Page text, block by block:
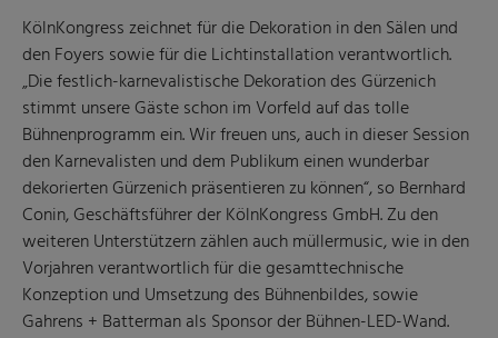
KölnKongress zeichnet für die Dekoration in den Sälen und
den Foyers sowie für die Lichtinstallation verantwortlich.
„Die festlich-karnevalistische Dekoration des Gürzenich
stimmt unsere Gäste schon im Vorfeld auf das tolle
Bühnenprogramm ein. Wir freuen uns, auch in dieser Session
den Karnevalisten und dem Publikum einen wunderbar
dekorierten Gürzenich präsentieren zu können“, so Bernhard
Conin, Geschäftsführer der KölnKongress GmbH. Zu den
weiteren Unterstützern zählen auch müllermusic, wie in den
Vorjahren verantwortlich für die gesamttechnische
Konzeption und Umsetzung des Bühnenbildes, sowie
Gahrens + Batterman als Sponsor der Bühnen-LED-Wand.